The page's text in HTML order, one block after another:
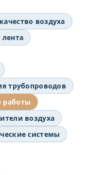
качество воздуха
лента
трубопроводов
работы
воздуха
системы